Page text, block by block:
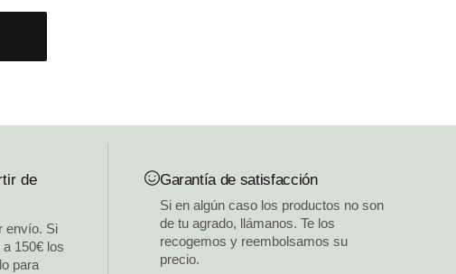
de
envío. Si
150€ los
para
Garantía de satisfacción
Si en algún caso los productos no son
de tu agrado, llámanos. Te los
recogemos y reembolsamos su
precio.